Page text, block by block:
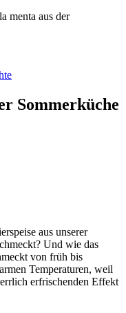
menta aus der
Sommerküche
aus unserer
Und wie das
von früh bis
Temperaturen, weil
erfrischenden Effekt